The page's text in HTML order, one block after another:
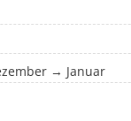
→ Januar